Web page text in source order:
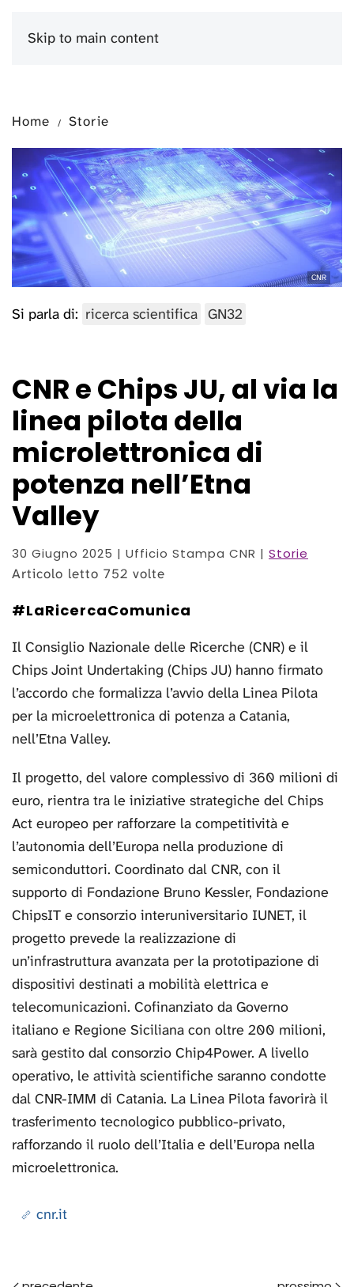
Skip to main content
Home Storie
CNR
Si parla di: ricerca scientifica GN32
CNR e Chips JU, al via la
linea pilota della
microlettronica di
potenza nell’Etna
Valley
30 Giugno 2025 | Ufficio Stampa CNR | Storie
Articolo letto 752 volte
#LaRicercaComunica
Il Consiglio Nazionale delle Ricerche (CNR) e il
Chips Joint Undertaking (Chips JU) hanno firmato
l’accordo che formalizza l’avvio della Linea Pilota
per la microelettronica di potenza a Catania,
nell’Etna Valley.
Il progetto, del valore complessivo di 360 milioni di
euro, rientra tra le iniziative strategiche del Chips
Act europeo per rafforzare la competitività e
l’autonomia dell’Europa nella produzione di
semiconduttori. Coordinato dal CNR, con il
supporto di Fondazione Bruno Kessler, Fondazione
ChipsIT e consorzio interuniversitario IUNET, il
progetto prevede la realizzazione di
un’infrastruttura avanzata per la prototipazione di
dispositivi destinati a mobilità elettrica e
telecomunicazioni. Cofinanziato da Governo
italiano e Regione Siciliana con oltre 200 milioni,
sarà gestito dal consorzio Chip4Power. A livello
operativo, le attività scientifiche saranno condotte
dal CNR-IMM di Catania. La Linea Pilota favorirà il
trasferimento tecnologico pubblico-privato,
rafforzando il ruolo dell’Italia e dell’Europa nella
microelettronica.
cnr.it